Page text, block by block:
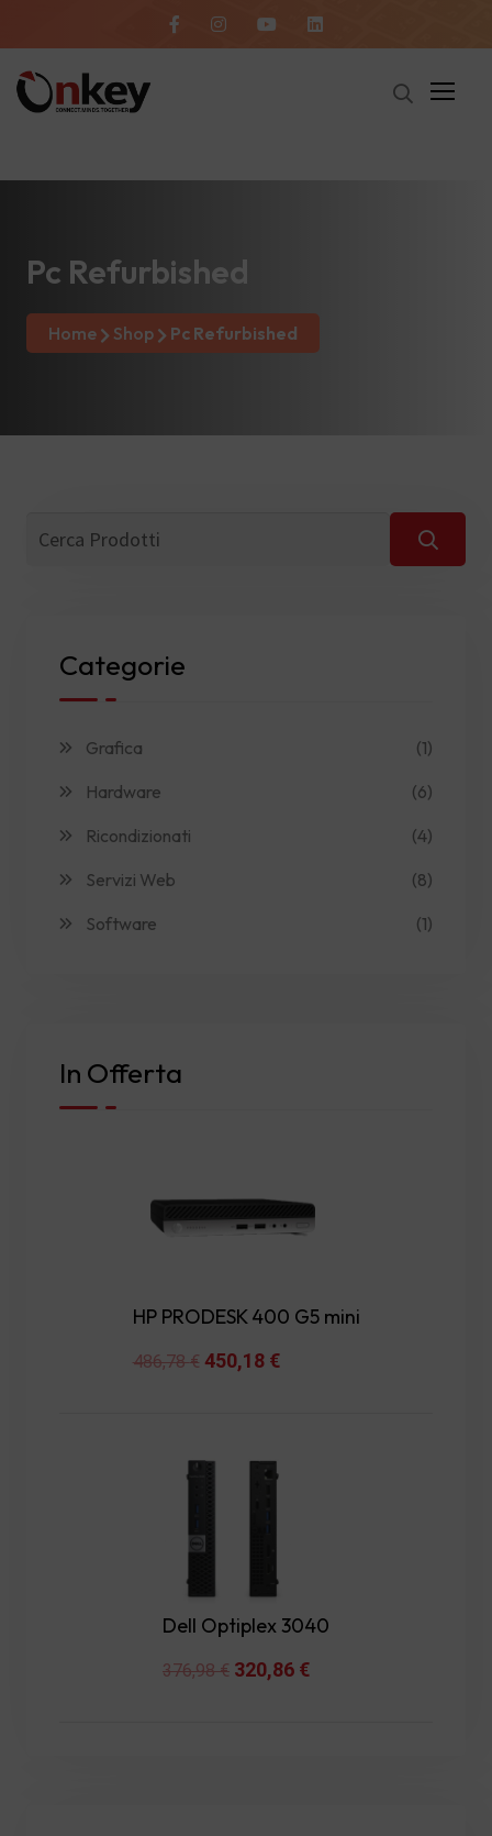
Pc Refurbished
Home Shop Pc Refurbished
Categorie
Grafica
(1)
Hardware
(6)
Ricondizionati
(4)
Servizi Web
(8)
Software
(1)
In Offerta
HP PRODESK 400 G5 mini
486,78€ Original
486,78 €.
450,18 €Current
Dell Optiplex 3040
376,98€ Original
320,86 €Current